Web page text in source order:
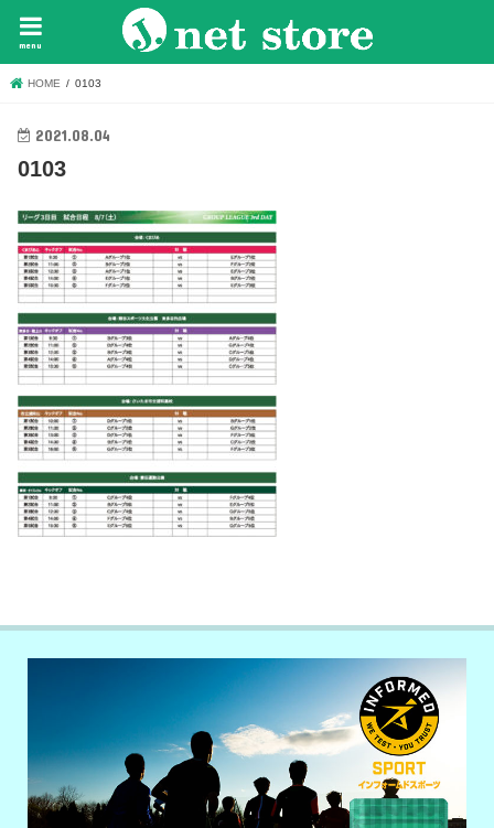
menu
HOME 0103
2021.08.04
0103